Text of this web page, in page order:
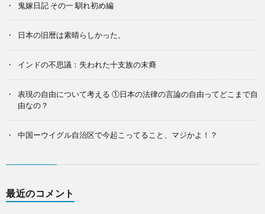
鬼嫁日記 その一 馴れ初め編
日本の旧暦は素晴らしかった。
インドの不思議：失われた十支族の末裔
表現の自由について考える ①日本の法律の言論の自由ってどこまで自
由なの？
中国ーウイグル自治区で今起こってること、マジかよ！？
最近のコメント